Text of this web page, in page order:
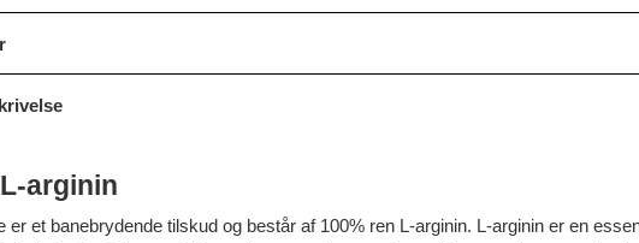
arginin
er et banebrydende tilskud og består af 100% ren L-arginin. L-arginin er en